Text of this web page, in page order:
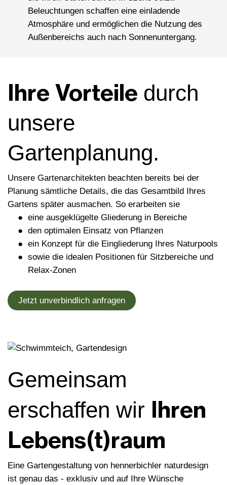
Beleuchtungen schaffen eine einladende
Atmosphäre und ermöglichen die Nutzung des
Außenbereichs auch nach Sonnenuntergang.
Ihre Vorteile durch
unsere
Gartenplanung.
Unsere Gartenarchitekten beachten bereits bei der
Planung sämtliche Details, die das Gesamtbild Ihres
Gartens später ausmachen. So erarbeiten sie
eine ausgeklügelte Gliederung in Bereiche
den optimalen Einsatz von Pflanzen
ein Konzept für die Eingliederung Ihres Naturpools
sowie die idealen Positionen für Sitzbereiche und
Relax-Zonen
Jetzt unverbindlich anfragen
Gemeinsam
erschaffen wir Ihren
Lebens(t)raum
Eine Gartengestaltung von hennerbichler naturdesign
ist genau das - exklusiv und auf Ihre Wünsche